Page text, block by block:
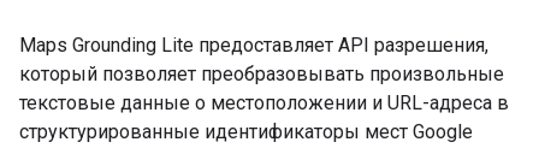
Maps Grounding Lite предоставляет API разрешения,
который позволяет преобразовывать произвольные
текстовые данные о местоположении и URL-адреса в
структурированные идентификаторы мест Google